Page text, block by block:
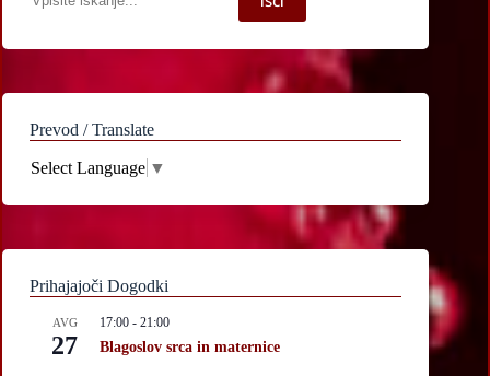
po
Prevod / Translate
Select Language ▼
Prihajajoči Dogodki
AVG
27
17:00 - 21:00
Blagoslov srca in maternice